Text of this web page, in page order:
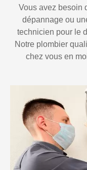
Vous avez besoin
dépannage ou
technicien pour le
Notre plombier
chez vous en